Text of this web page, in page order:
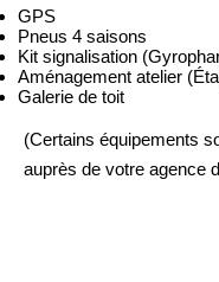
GPS
Pneus 4 saisons
Kit signalisation
Aménagement atelier
Galerie de toit
(Certains équipements
auprès de votre agence